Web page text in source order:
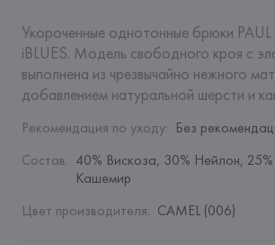
Укороченные однотонные брюки PAUL
iBLUES. Модель свободного кроя с
выполнена из чрезвычайно нежного
добавлением натуральной шерсти и
Рекомендация по уходу: Без
Состав: 40% Вискоза, 30% Нейлон,
Кашемир
Цвет производителя: CAMEL (006)